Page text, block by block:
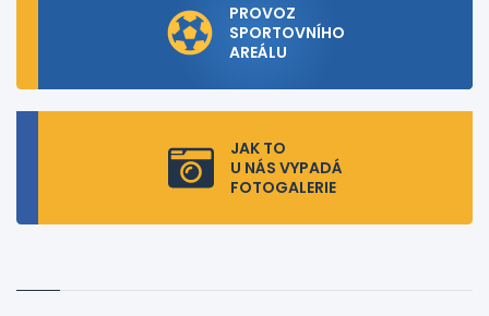
PROVOZ
SPORTOVNÍHO
AREÁLU
JAK TO
U NÁS VYPADÁ
FOTOGALERIE